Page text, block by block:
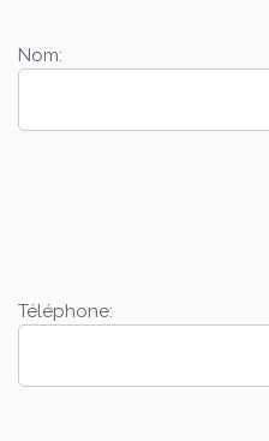
Nom:
Téléphone: